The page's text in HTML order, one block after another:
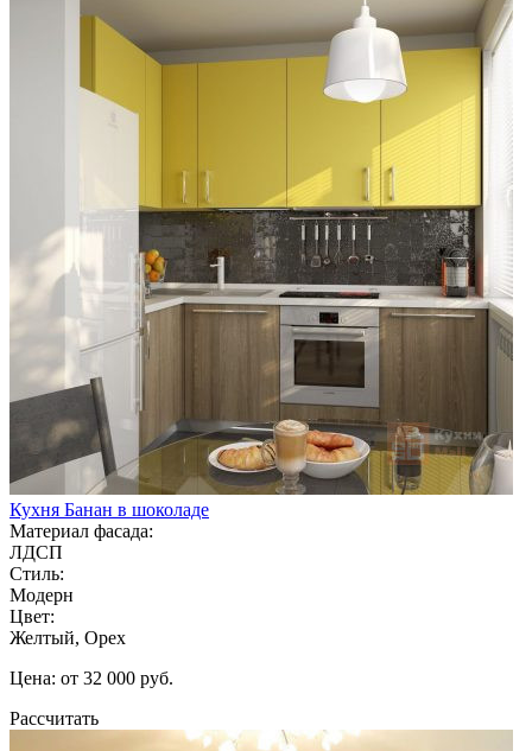
Кухня Банан в шоколаде
Материал фасада:
ЛДСП
Стиль:
Модерн
Цвет:
Желтый, Орех
Цена: от 32 000 руб.
Рассчитать